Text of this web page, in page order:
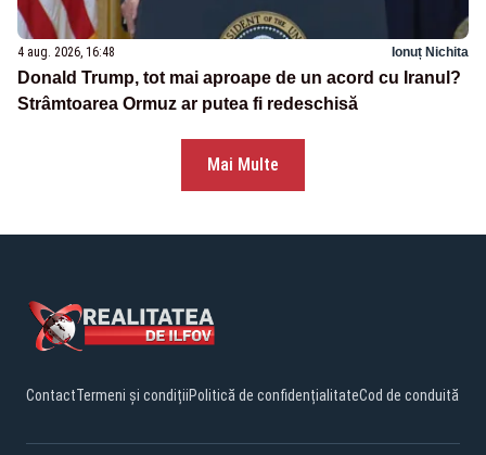
4 aug. 2026, 16:48 Ionuț Nichita
Donald Trump, tot mai aproape de un acord cu Iranul?
Strâmtoarea Ormuz ar putea fi redeschisă
Mai Multe
ContactTermeni și condițiiPolitică de confidențialitateCod de conduită